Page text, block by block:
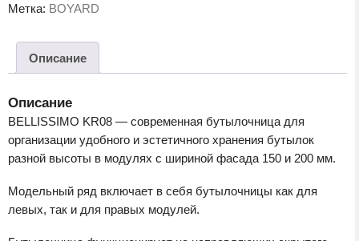
Метка: BOYARD
Описание
Описание
BELLISSIMO KR08 — современная бутылочница для
организации удобного и эстетичного хранения бутылок
разной высоты в модулях с шириной фасада 150 и 200 мм.
Модельный ряд включает в себя бутылочницы как для
левых, так и для правых модулей.